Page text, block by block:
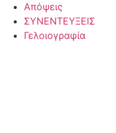
Απόψεις
ΣΥΝΕΝΤΕΥΞΕΙΣ
Γελοιογραφία